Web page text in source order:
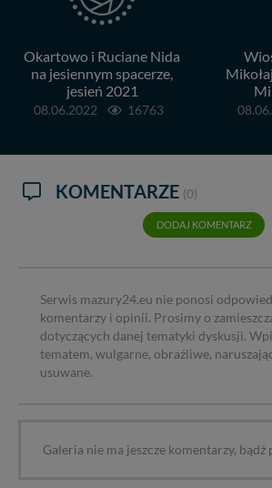
Okartowo i Ruciane Nida
na jesiennym spacerze,
jesień 2021
08.06.2022 16763
KOMENTARZE (0)
DODAJ KOMENTARZ
Serwis mazury24.eu nie ponosi
komentarzy i opinii. Prosimy o
dotyczących danej tematyki dyskusji.
tematem, wulgarne, obraźliwe,
usuwane.
Galeria nie ma jeszcze komentarzy, bądź
nowo...